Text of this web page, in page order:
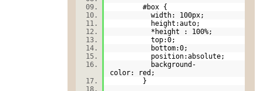
#box {
width: 100px;
height:auto;
*height : 100%;
top:0;
bottom:0;
position:absolute;
background-
color: red;
}